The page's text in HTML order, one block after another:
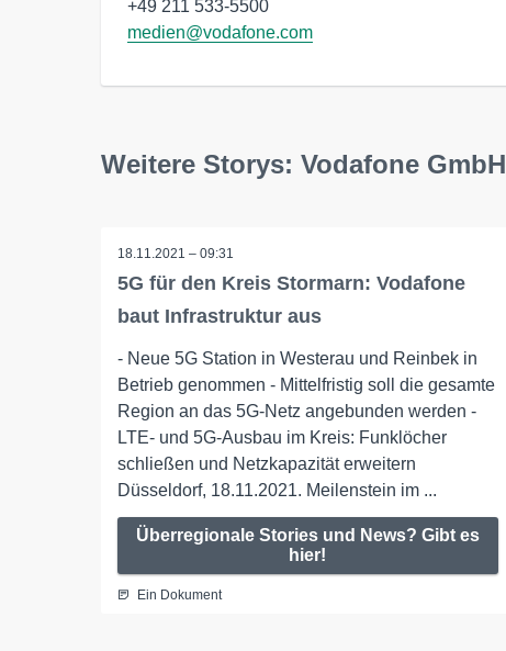
medien@vodafone.com
Weitere Storys: Vodafone GmbH
18.11.2021 – 09:31
5G für den Kreis Stormarn: Vodafone
baut Infrastruktur aus
- Neue 5G Station in Westerau und Reinbek in
Betrieb genommen - Mittelfristig soll die gesamte
Region an das 5G-Netz angebunden werden -
LTE- und 5G-Ausbau im Kreis: Funklöcher
schließen und Netzkapazität erweitern
Düsseldorf, 18.11.2021. Meilenstein im ...
Überregionale Stories und News? Gibt es
hier!
Ein Dokument